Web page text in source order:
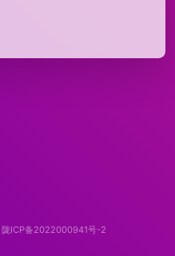
陇ICP备2022000941号-2